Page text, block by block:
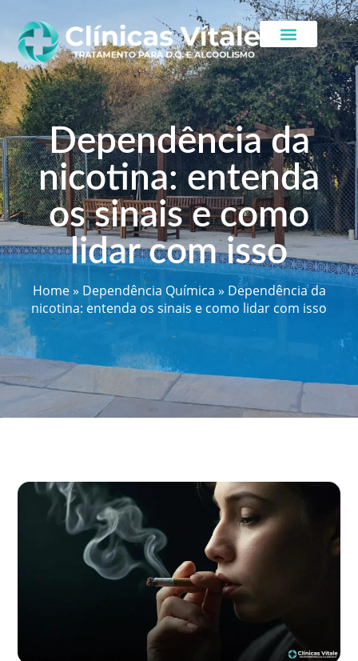
Dependência da
nicotina: entenda
os sinais e como
lidar com isso
Home» Dependência Química » Dependência da
nicotina: entenda os sinais e como lidar com isso